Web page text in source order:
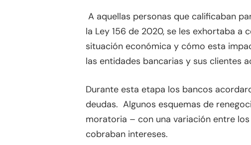
A aquellas personas que calificaban
la Ley 156 de 2020, se les exhortaba
situación económica y cómo esta
las entidades bancarias y sus clientes
Durante esta etapa los bancos
deudas. Algunos esquemas de
moratoria – con una variación entre
cobraban intereses.